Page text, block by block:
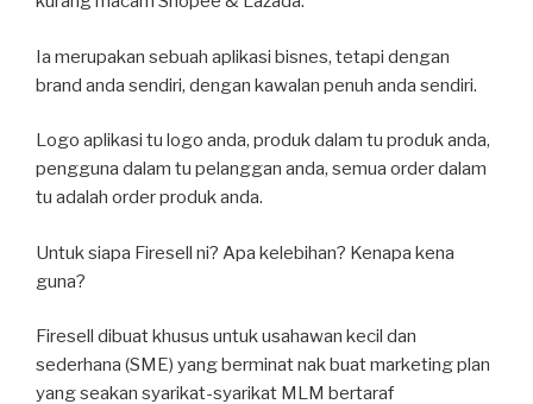
Ia merupakan sebuah aplikasi bisnes, tetapi dengan
brand anda sendiri, dengan kawalan penuh anda sendiri.
Logo aplikasi tu logo anda, produk dalam tu produk anda,
pengguna dalam tu pelanggan anda, semua order dalam
tu adalah order produk anda.
Untuk siapa Firesell ni? Apa kelebihan? Kenapa kena
guna?
Firesell dibuat khusus untuk usahawan kecil dan
sederhana (SME) yang berminat nak buat marketing plan
yang seakan syarikat-syarikat MLM bertaraf